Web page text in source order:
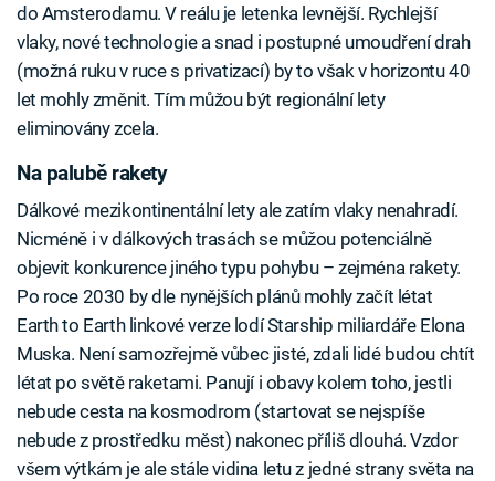
do Amsterodamu. V reálu je letenka levnější. Rychlejší
vlaky, nové technologie a snad i postupné umoudření drah
(možná ruku v ruce s privatizací) by to však v horizontu 40
let mohly změnit. Tím můžou být regionální lety
eliminovány zcela.
Na palubě rakety
Dálkové mezikontinentální lety ale zatím vlaky nenahradí.
Nicméně i v dálkových trasách se můžou potenciálně
objevit konkurence jiného typu pohybu – zejména rakety.
Po roce 2030 by dle nynějších plánů mohly začít létat
Earth to Earth linkové verze lodí Starship miliardáře Elona
Muska. Není samozřejmě vůbec jisté, zdali lidé budou chtít
létat po světě raketami. Panují i obavy kolem toho, jestli
nebude cesta na kosmodrom (startovat se nejspíše
nebude z prostředku měst) nakonec příliš dlouhá. Vzdor
všem výtkám je ale stále vidina letu z jedné strany světa na